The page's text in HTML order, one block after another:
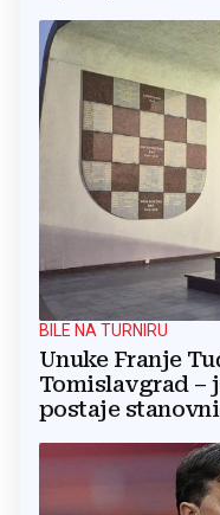
BILE NA TURNIRU
Unuke Franje
Tomislavgrad –
postaje